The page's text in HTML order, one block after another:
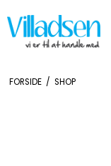
FORSIDE / SHOP